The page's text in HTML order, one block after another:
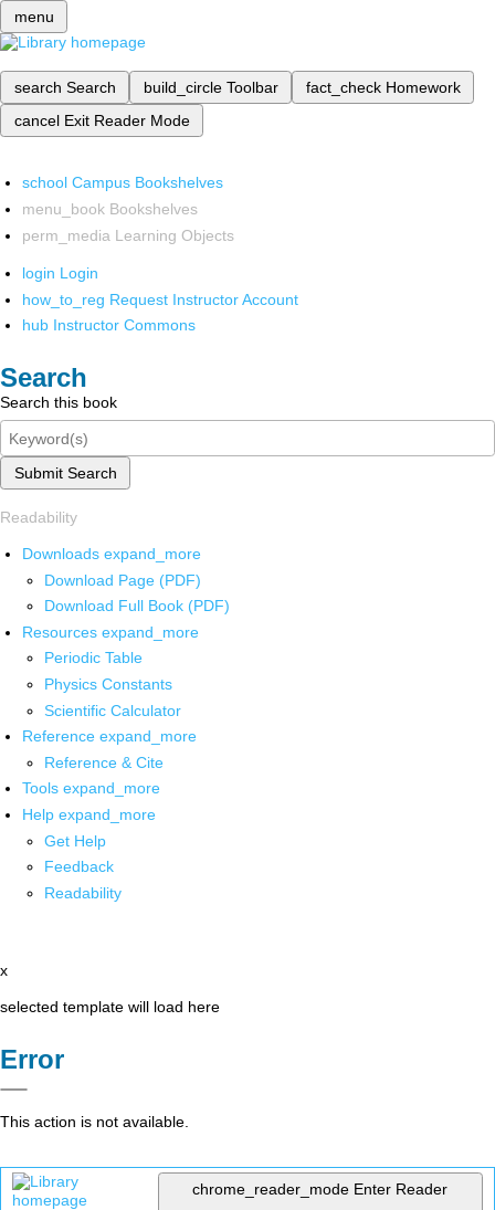
menu
search Search build_circle Toolbar fact_check Homework
cancel Exit Reader Mode
school Campus Bookshelves
menu_book Bookshelves
perm_media Learning Objects
login Login
how_to_reg Request Instructor Account
hub Instructor Commons
Search
Search this book
Submit Search
Readability
Downloads expand_more
Download Page (PDF)
Download Full Book (PDF)
Resources expand_more
Periodic Table
Physics Constants
Scientific Calculator
Reference expand_more
Reference & Cite
Tools expand_more
Help expand_more
Get Help
Feedback
Readability
x
selected template will load here
Error
This action is not available.
chrome_reader_mode Enter Reader